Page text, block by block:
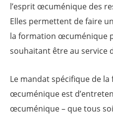
l’esprit œcuménique des
Elles permettent de faire
la formation œcuménique
souhaitant être au service
Le mandat spécifique de
œcuménique est
œcuménique – que tous